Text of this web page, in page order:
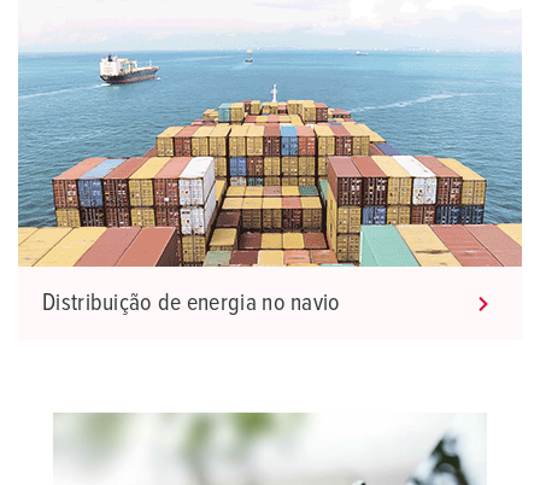
Distribuição de energia no navio